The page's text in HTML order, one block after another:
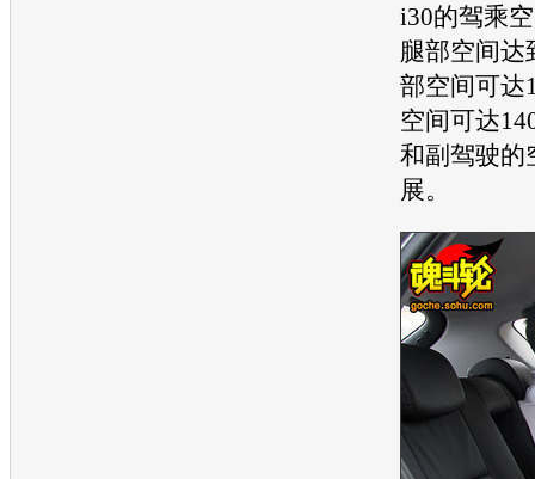
i30的驾乘
腿部空间达
部空间可达
空间可达
和副驾驶的
展。